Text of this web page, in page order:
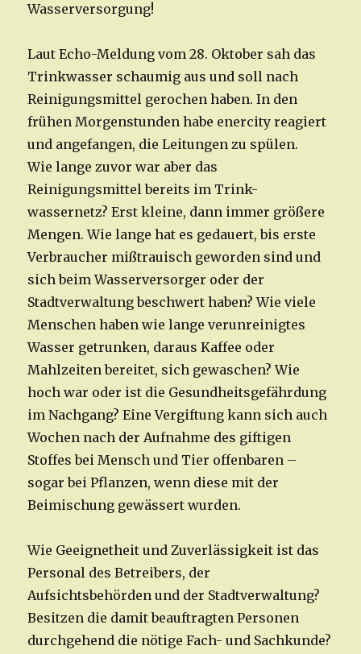
Wasserversorgung!
Laut Echo-Meldung vom 28. Oktober sah das
Trinkwasser schaumig aus und soll nach
Reinigungsmittel gerochen haben. In den
frühen Morgenstunden habe enercity reagiert
und angefangen, die Leitungen zu spülen.
Wie lange zuvor war aber das
Reinigungsmittel bereits im Trink-
wassernetz? Erst kleine, dann immer größere
Mengen. Wie lange hat es gedauert, bis erste
Verbraucher mißtrauisch geworden sind und
sich beim Wasserversorger oder der
Stadtverwaltung beschwert haben? Wie viele
Menschen haben wie lange verunreinigtes
Wasser getrunken, daraus Kaffee oder
Mahlzeiten bereitet, sich gewaschen? Wie
hoch war oder ist die Gesundheitsgefährdung
im Nachgang? Eine Vergiftung kann sich auch
Wochen nach der Aufnahme des giftigen
Stoffes bei Mensch und Tier offenbaren –
sogar bei Pflanzen, wenn diese mit der
Beimischung gewässert wurden.
Wie Geeignetheit und Zuverlässigkeit ist das
Personal des Betreibers, der
Aufsichtsbehörden und der Stadtverwaltung?
Besitzen die damit beauftragten Personen
durchgehend die nötige Fach- und Sachkunde?